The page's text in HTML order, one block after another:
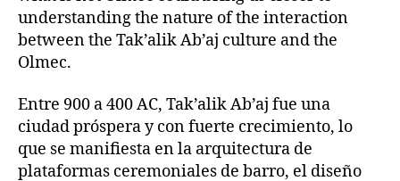
understanding the nature of the interaction
between the Tak’alik Ab’aj culture and the
Olmec.
Entre 900 a 400 AC, Tak’alik Ab’aj fue una
ciudad próspera y con fuerte crecimiento, lo
que se manifiesta en la arquitectura de
plataformas ceremoniales de barro, el diseño